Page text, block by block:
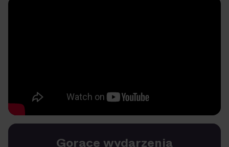
Gorące wydarzenia